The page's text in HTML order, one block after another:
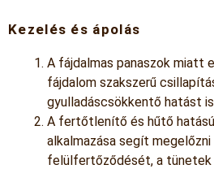
Kezelés és ápolás
A fájdalmas panaszok miatt
fájdalom szakszerű
gyulladáscsökkentő hatást
A fertőtlenítő és hűtő
alkalmazása segít
felülfertőződését, a tünetek